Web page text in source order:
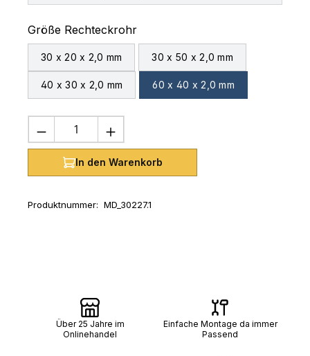
Größe Rechteckrohrauswählen
30 x 20 x 2,0 mm 30 x 50 x 2,0 mm
40 x 30 x 2,0 mm 60 x 40 x 2,0 mm
Produkt Anzahl: Gib den
In den Warenkorb
Produktnummer: MD_30227.1
Über 25 Jahre im
Onlinehandel
Einfache Montage da immer
Passend